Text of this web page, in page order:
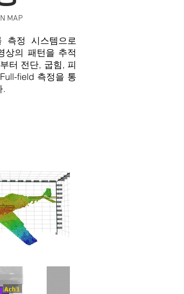
MAP
측정 시스템으로
상의 패턴을 추적
터 전단, 굽힘, 피
field 측정을 통
.